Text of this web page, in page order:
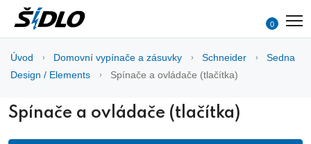
0
Úvod Domovní vypínače a zásuvky Schneider
Sedna
Design / Elements
Spínače a ovládače (tlačítka)
Spínače a ovládače (tlačítka)